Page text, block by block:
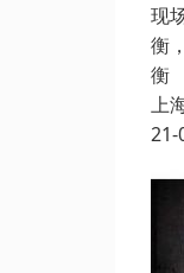
现
衡
衡
上
21-